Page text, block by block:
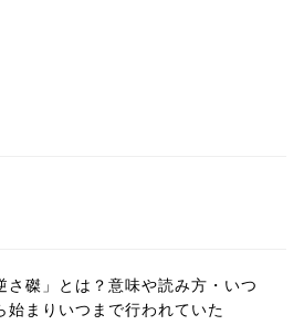
さ磔」とは？意味や読み方・いつ
始まりいつまで行われていた